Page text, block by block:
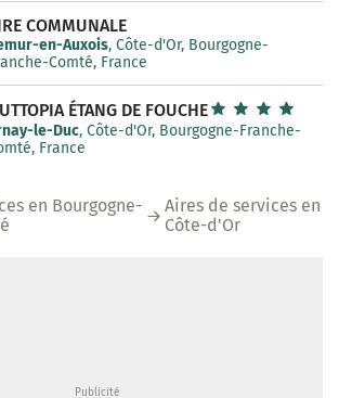
COMMUNALE
en-Auxois, Côte-d'Or, Bourgogne-
Comté, France
ÉTANG DE FOUCHE
le-Duc, Côte-d'Or, Bourgogne-Franche-
France
en Bourgogne-
Aires de services en
Côte-d'Or